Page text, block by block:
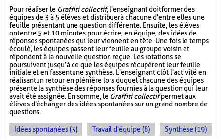
Pour réaliser le Graffiti collectif, l'enseignant doit former des
équipes de 3 à 5 élèves et distribuer à chacune d'entre elles une
feuille présentant une question différente. Ensuite, les élèves
ont entre 5 et 10 minutes pour écrire, en équipe, des idées de
réponses spontanées qui leur viennent en tête. Une fois le temps
écoulé, les équipes passent leur feuille au groupe voisin et
répondent à la nouvelle question reçue. Les rotations se
poursuivent jusqu’à ce que les équipes récupèrent leur feuille
initiale et en fassent une synthèse. L'enseignant clôt l'activité en
réalisant un retour en plénière lors duquel chacune des équipes
présente la synthèse des réponses fournies à la question qui leur
avait été assignée. En somme, le Graffiti collectifpermet aux
élèves d'échanger des idées spontanées sur un grand nombre de
questions.
Idées spontanées (3) Travail d'équipe (8) Synthèse (19)